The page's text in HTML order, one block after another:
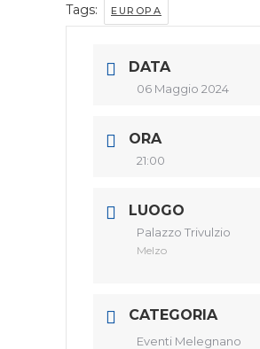
Tags: EUROPA
DATA
06 Maggio 2024
ORA
21:00
LUOGO
Palazzo Trivulzio
Melzo
CATEGORIA
Eventi Melegnano